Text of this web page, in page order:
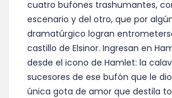
cuatro bufones trashumantes,
escenario y del otro, que por
dramatúrgico logran
castillo de Elsinor. Ingresan en
desde el icono de Hamlet: la
sucesores de ese bufón que le
única gota de amor que destila